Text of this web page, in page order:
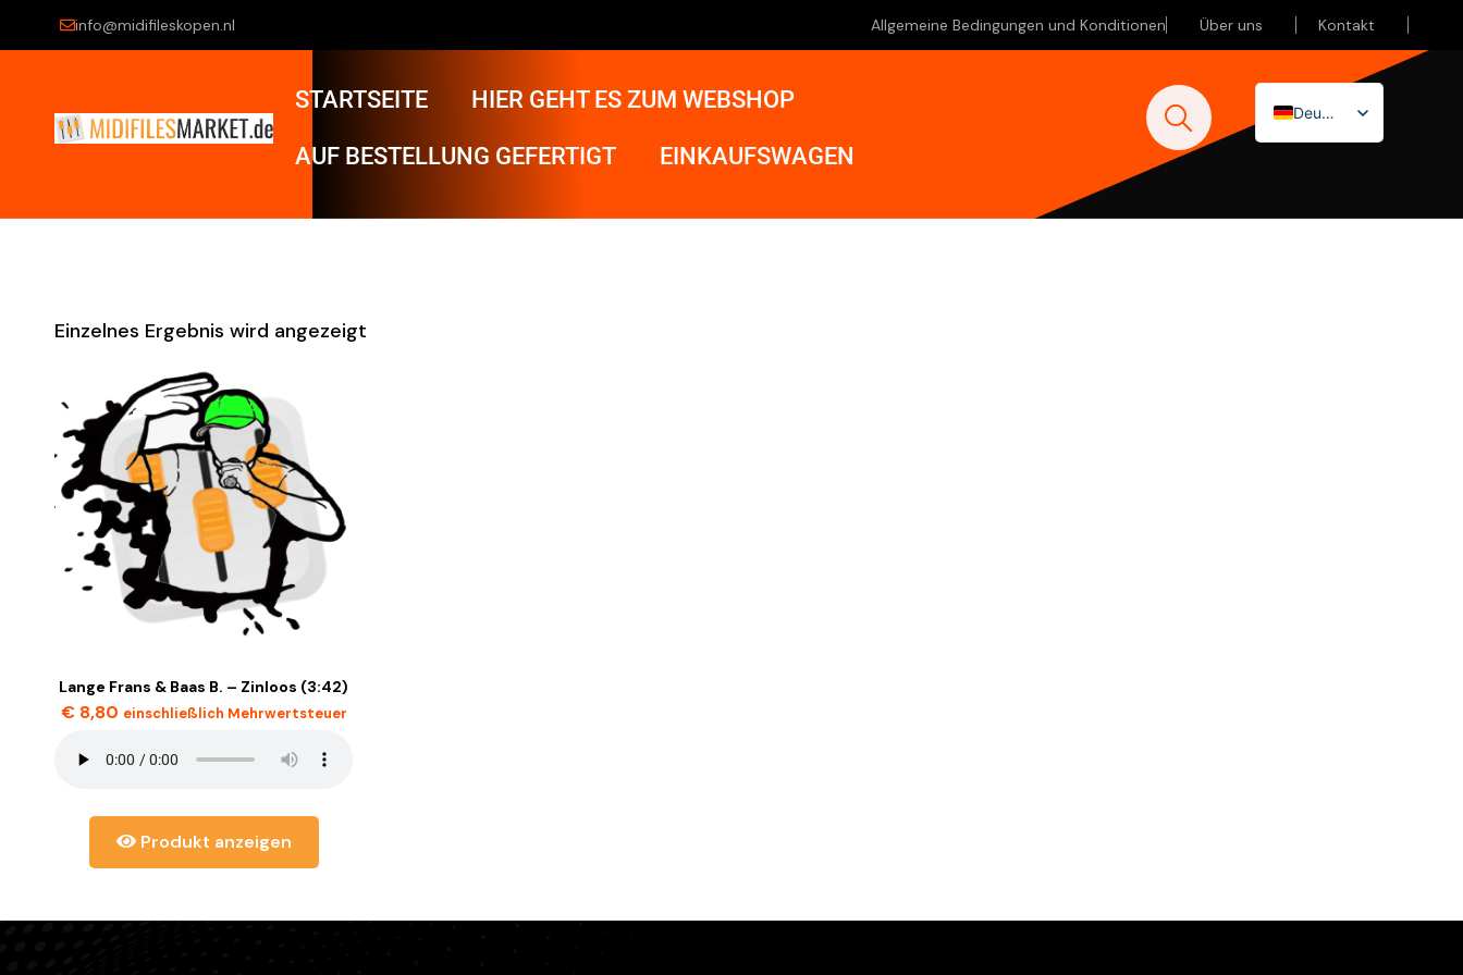
info@midifileskopen.nl Allgemeine Bedingungen und Konditionen Über uns Kontakt
STARTSEITE HIER GEHT ES ZUM WEBSHOP
AUF BESTELLUNG GEFERTIGT EINKAUFSWAGEN
Deutsch
Nederlands
Einzelnes Ergebnis wird angezeigt
Lange Frans & Baas B. – Zinloos (3:42)
€8,80 einschließlich Mehrwertsteuer
Produkt anzeigen